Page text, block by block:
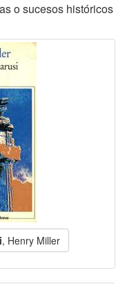
o sucesos históricos
, Henry Miller